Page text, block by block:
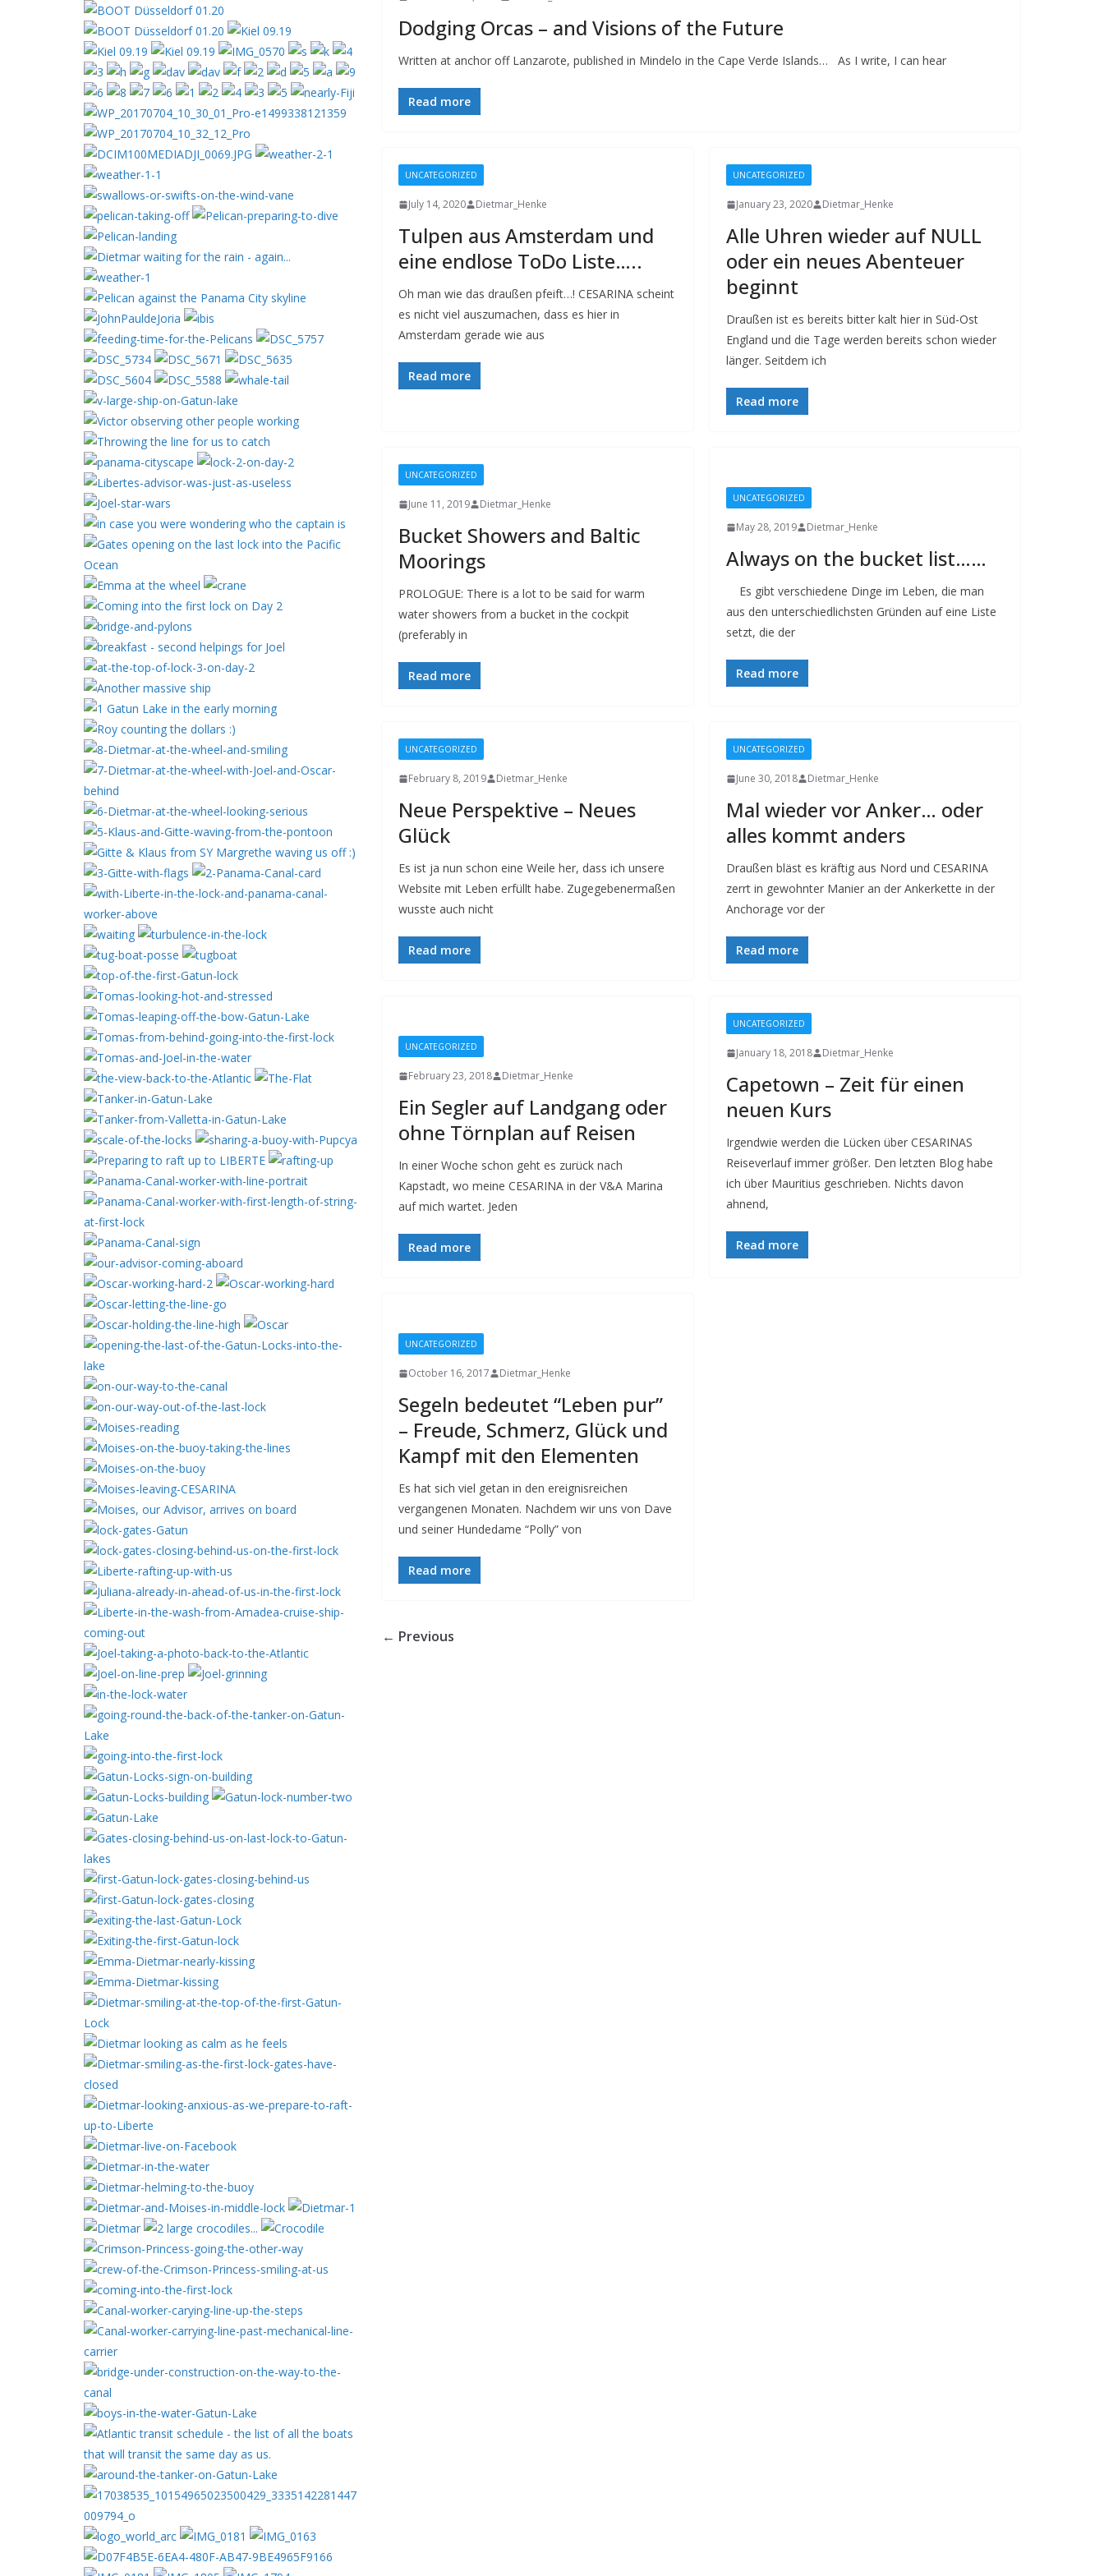
Dodging Orcas – and Visions of the Future
Written at anchor off Lanzarote, published in Mindelo in the Cape Verde Islands… As I write, I can hear
Read more
UNCATEGORIZED
July 14, 2020 Dietmar_Henke
Tulpen aus Amsterdam und
eine endlose ToDo Liste…..
Oh man wie das draußen pfeift…! CESARINA scheint
es nicht viel auszumachen, dass es hier in
Amsterdam gerade wie aus
Read more
UNCATEGORIZED
January 23, 2020 Dietmar_Henke
Alle Uhren wieder auf NULL
oder ein neues Abenteuer
beginnt
Draußen ist es bereits bitter kalt hier in Süd-Ost
England und die Tage werden bereits schon wieder
länger. Seitdem ich
Read more
UNCATEGORIZED
June 11, 2019 Dietmar_Henke
Bucket Showers and Baltic
Moorings
PROLOGUE: There is a lot to be said for warm
water showers from a bucket in the cockpit
(preferably in
Read more
UNCATEGORIZED
May 28, 2019 Dietmar_Henke
Always on the bucket list……
Es gibt verschiedene Dinge im Leben, die man
aus den unterschiedlichsten Gründen auf eine Liste
setzt, die der
Read more
UNCATEGORIZED
February 8, 2019 Dietmar_Henke
Neue Perspektive – Neues
Glück
Es ist ja nun schon eine Weile her, dass ich unsere
Website mit Leben erfüllt habe. Zugegebenermaßen
wusste auch nicht
Read more
UNCATEGORIZED
June 30, 2018 Dietmar_Henke
Mal wieder vor Anker… oder
alles kommt anders
Draußen bläst es kräftig aus Nord und CESARINA
zerrt in gewohnter Manier an der Ankerkette in der
Anchorage vor der
Read more
UNCATEGORIZED
February 23, 2018 Dietmar_Henke
Ein Segler auf Landgang oder
ohne Törnplan auf Reisen
In einer Woche schon geht es zurück nach
Kapstadt, wo meine CESARINA in der V&A Marina
auf mich wartet. Jeden
Read more
UNCATEGORIZED
January 18, 2018 Dietmar_Henke
Capetown – Zeit für einen
neuen Kurs
Irgendwie werden die Lücken über CESARINAS
Reiseverlauf immer größer. Den letzten Blog habe
ich über Mauritius geschrieben. Nichts davon
ahnend,
Read more
UNCATEGORIZED
October 16, 2017 Dietmar_Henke
Segeln bedeutet “Leben pur”
– Freude, Schmerz, Glück und
Kampf mit den Elementen
Es hat sich viel getan in den ereignisreichen
vergangenen Monaten. Nachdem wir uns von Dave
und seiner Hundedame “Polly” von
Read more
← Previous